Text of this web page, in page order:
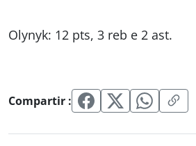
Olynyk: 12 pts, 3 reb e 2 ast.
Compartir :